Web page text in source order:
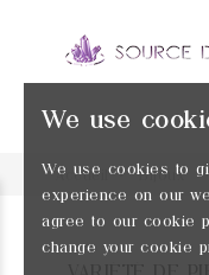
We use
We use cookies to
experience on our
agree to our cookie
change your cookie
Accueil Bijoux